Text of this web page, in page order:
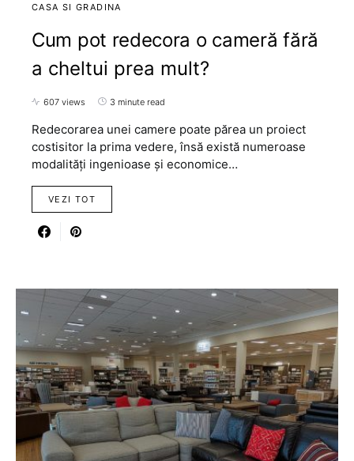
CASA SI GRADINA
Cum pot redecora o cameră fără
a cheltui prea mult?
607 views 3 minute read
Redecorarea unei camere poate părea un proiect
costisitor la prima vedere, însă există numeroase
modalități ingenioase și economice…
VEZI TOT